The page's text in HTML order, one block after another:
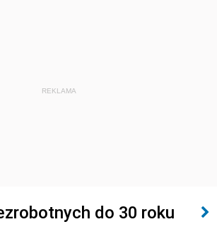
REKLAMA
do 30 roku